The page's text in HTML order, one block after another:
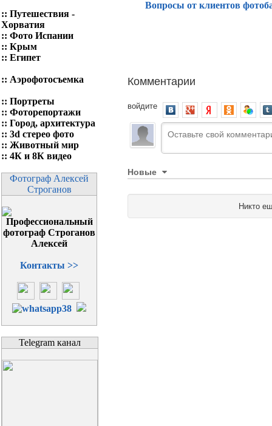
:: Путешествия -
Хорватия
:: Фото Испании
:: Крым
:: Египет
:: Аэрофотосъемка
:: Портреты
:: Фоторепортажи
:: Город, архитектура
:: 3d стерео фото
:: Животный мир
:: 4К и 8К видео
Фотограф Алексей
Строганов
Контакты >>
Telegram канал
Вопросы от клиентов
Комментарии
войдите
Новые
Никто